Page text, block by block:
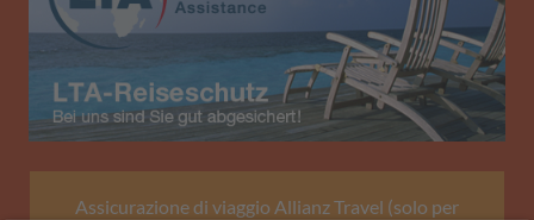
Assicurazione di viaggio Allianz Travel (solo per